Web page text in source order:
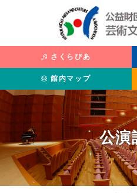
さくらぴあ
公演を観たい
公演情報
チケット購入方法
美術を鑑賞したい
主催展覧会
収蔵品紹介
館内マップ
公演